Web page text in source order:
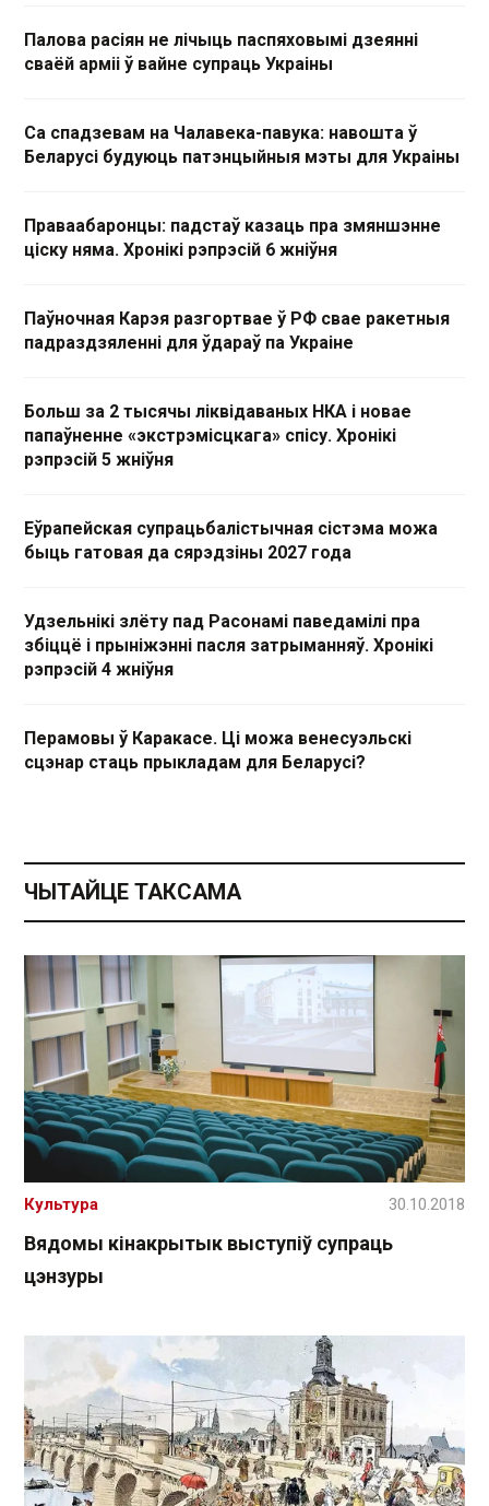
Палова расіян не лічыць паспяховымі дзеянні
сваёй арміі ў вайне супраць Украіны
Са спадзевам на Чалавека-павука: навошта ў
Беларусі будуюць патэнцыйныя мэты для Украіны
Праваабаронцы: падстаў казаць пра змяншэнне
ціску няма. Хронікі рэпрэсій 6 жніўня
Паўночная Карэя разгортвае ў РФ свае ракетныя
падраздзяленні для ўдараў па Украіне
Больш за 2 тысячы ліквідаваных НКА і новае
папаўненне «экстрэмісцкага» спісу. Хронікі
рэпрэсій 5 жніўня
Еўрапейская супрацьбалістычная сістэма можа
быць гатовая да сярэдзіны 2027 года
Удзельнікі злёту пад Расонамі паведамілі пра
збіццё і прыніжэнні пасля затрыманняў. Хронікі
рэпрэсій 4 жніўня
Перамовы ў Каракасе. Ці можа венесуэльскі
сцэнар стаць прыкладам для Беларусі?
ЧЫТАЙЦЕ ТАКСАМА
Вядомы кінакрытык выступіў супраць
цэнзуры
Культура 30.10.2018